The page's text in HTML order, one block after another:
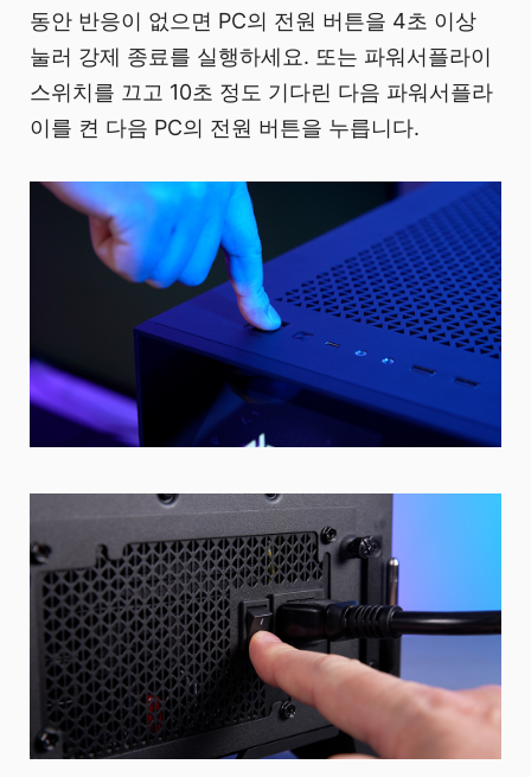
동안 반응이 없으면 PC의 전원 버튼을 4초 이상
눌러 강제 종료를 실행하세요. 또는 파워서플라이
스위치를 끄고 10초 정도 기다린 다음 파워서플라
이를 켠 다음 PC의 전원 버튼을 누릅니다.